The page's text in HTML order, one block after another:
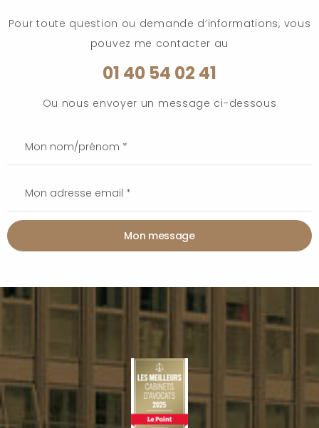
Pour toute question ou demande d’informations, vous
pouvez me contacter au
01 40 54 02 41
Ou nous envoyer un message ci-dessous
Mon message